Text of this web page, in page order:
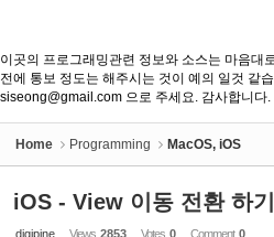
이곳의 프로그래밍관련 정보와 소스는 마음대
전에 통보 정도는 해주시는 것이 예의 일것 같
siseong@gmail.com 으로 주세요. 감사합니다.
Home Programming MacOS, iOS
iOS - View 이동 전환 하
digipine Views 2853 Votes 0 Comment 0